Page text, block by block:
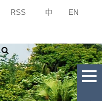
RSS 中 EN
尋